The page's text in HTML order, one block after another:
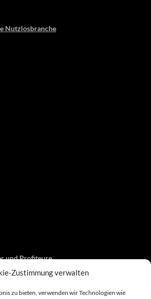
Zustimmung verwalten
zu bieten, verwenden wir Technologien wie
Nutzlosbranche
und Profiteure
und Web-Proxy…
und…